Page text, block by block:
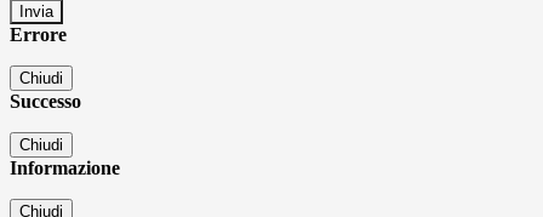
Errore
Chiudi
Successo
Chiudi
Informazione
Chiudi